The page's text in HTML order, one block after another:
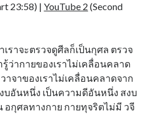
23:58) |YouTube 2 (Second
ราจะตรวจดูศีลก็เป็นกุศล ตรวจ
รู้ว่ากายของเราไม่เคลื่อนคลาด
าจาของเราไม่เคลื่อนคลาดจาก
บอันหนึ่ง เป็นความดีอันหนึ่ง สงบ
กุศลทางกาย กายทุจริตไม่มี วจี